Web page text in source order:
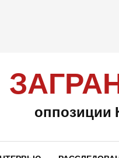
оппозиции